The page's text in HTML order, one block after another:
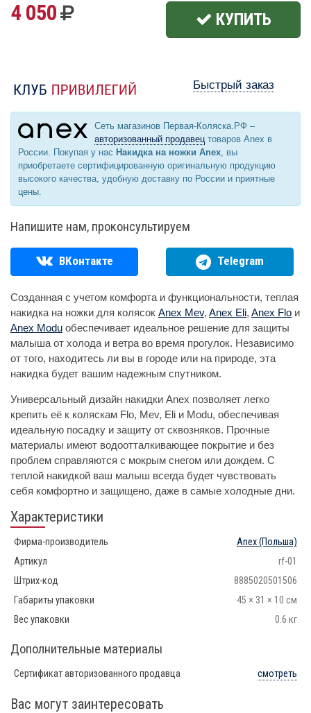
4 050 КУПИТЬ
Быстрый заказ
Сеть магазинов Первая-Коляска.РФ –
авторизованный продавецтоваров Anex в
России. Покупая у нас Накидка на ножки Anex, вы
приобретаете сертифицированную оригинальную продукцию
высокого качества, удобную доставку по России и приятные
цены.
Напишите нам, проконсультируем
ВКонтакте Telegram
Созданная с учетом комфорта и функциональности, теплая
накидка на ножки для колясок Anex Mev, Anex Eli, Anex Flo и
Anex Modu обеспечивает идеальное решение для защиты
малыша от холода и ветра во время прогулок. Независимо
от того, находитесь ли вы в городе или на природе, эта
накидка будет вашим надежным спутником.
Универсальный дизайн накидки Anex позволяет легко
крепить её к коляскам Flo, Mev, Eli и Modu, обеспечивая
идеальную посадку и защиту от сквозняков. Прочные
материалы имеют водоотталкивающее покрытие и без
проблем справляются с мокрым снегом или дождем. С
теплой накидкой ваш малыш всегда будет чувствовать
себя комфортно и защищено, даже в самые холодные дни.
Характеристики
Фирма-производитель Anex(Польша)
Артикул
rf-01
Штрих-код
8885020501506
Габариты упаковки
45 × 31 × 10 см
Вес упаковки
0.6 кг
Дополнительные материалы
Сертификат авторизованного продавца смотреть
Вас могут заинтересовать